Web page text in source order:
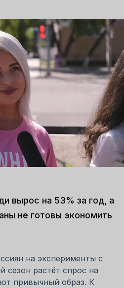
вырос на 53% за год, а
не готовы экономить
на эксперименты с
сезон растёт спрос на
привычный образ. К